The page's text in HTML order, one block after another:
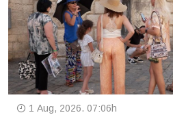
1 Aug, 2026. 07:06h